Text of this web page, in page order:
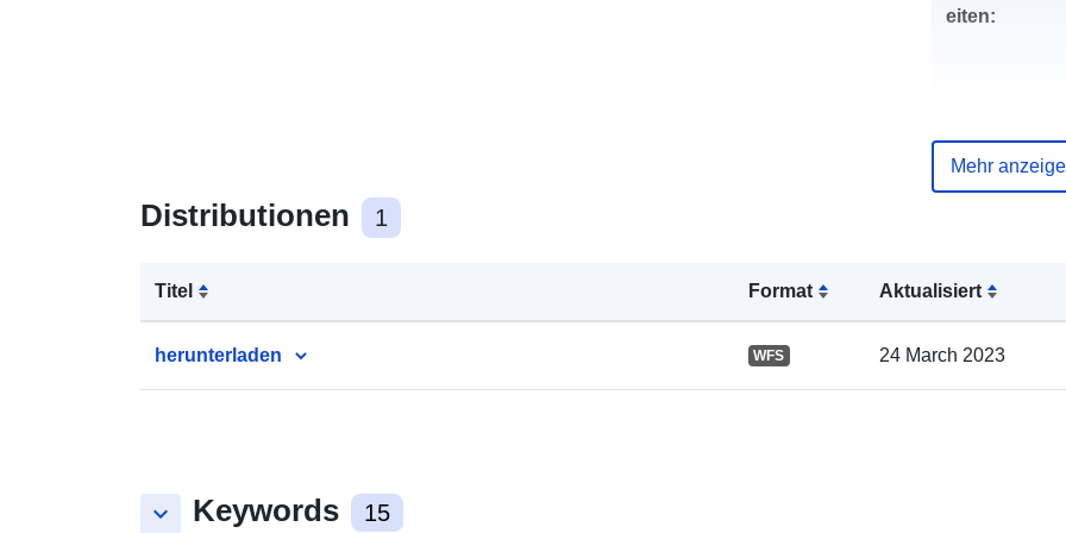
Distributionen 1
Titel Format Aktualisiert
herunterladen WFS 24 March 2023
keyboard_arrow_down Keywords 15
eiten:
Gebiet:
Mehr